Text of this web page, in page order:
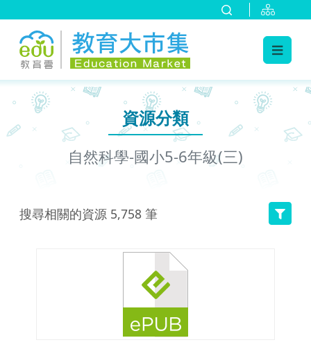
資源分類
自然科學-國小5-6年級(三)
搜尋相關的資源 5,758 筆